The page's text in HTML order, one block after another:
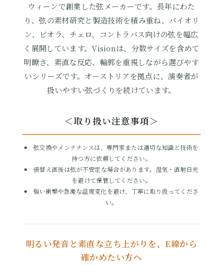
ウィーンで創業した弦メーカーです。長年にわた
り、弦の素材研究と製造技術を積み重ね、バイオリ
ン、ビオラ、チェロ、コントラバス向けの弦を幅広
く展開しています。Visionは、分数サイズを含めて
明瞭さ、素直な反応、輪郭を重視しながら選びやす
いシリーズです。オーストリアを拠点に、演奏者が
扱いやすい弦づくりを続けています。
＜取り扱い注意事項＞
弦交換やメンテナンスは、専門家または適切な知識と技術を
持つ方に依頼してください。
張替え直後は弦が不安定な場合があります。湿気・直射日光
を避けて保管してください。
強い衝撃や急激な温度変化を避け、丁寧に取り扱ってくださ
い。
明るい発音と素直な立ち上がりを、E線から
確かめたい方へ